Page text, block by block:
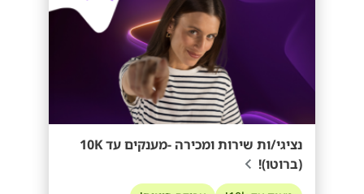
נציגי/ות שירות ומכירה -מענקים עד 10K
(ברוטו)!